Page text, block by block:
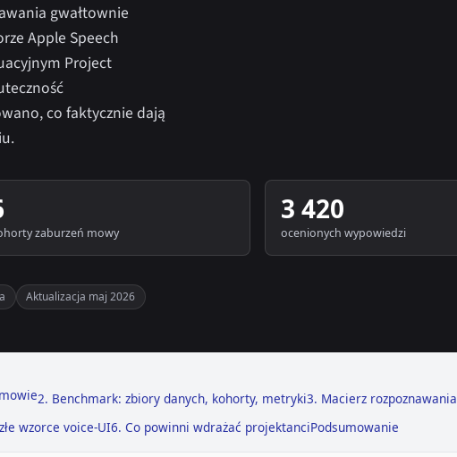
gwałtownie
Apple Speech
Project
co faktycznie dają
zaburzeń mowy
3 420
ocenionych wypowiedzi
Aktualizacja maj 2026
2. Benchmark: zbiory danych, kohorty, metryki3. Macierz rozpoznawania
wzorce voice-UI6. Co powinni wdrażać projektanciPodsumowanie